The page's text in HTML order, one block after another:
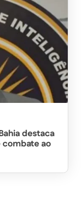
destaca
combate ao